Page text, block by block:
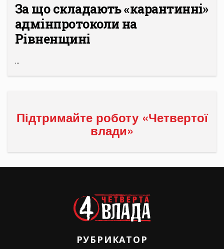
За що складають «карантинні»
адмінпротоколи на
Рівненщині
...
Підтримайте роботу «Четвертої
влади»
РУБРИКАТОР